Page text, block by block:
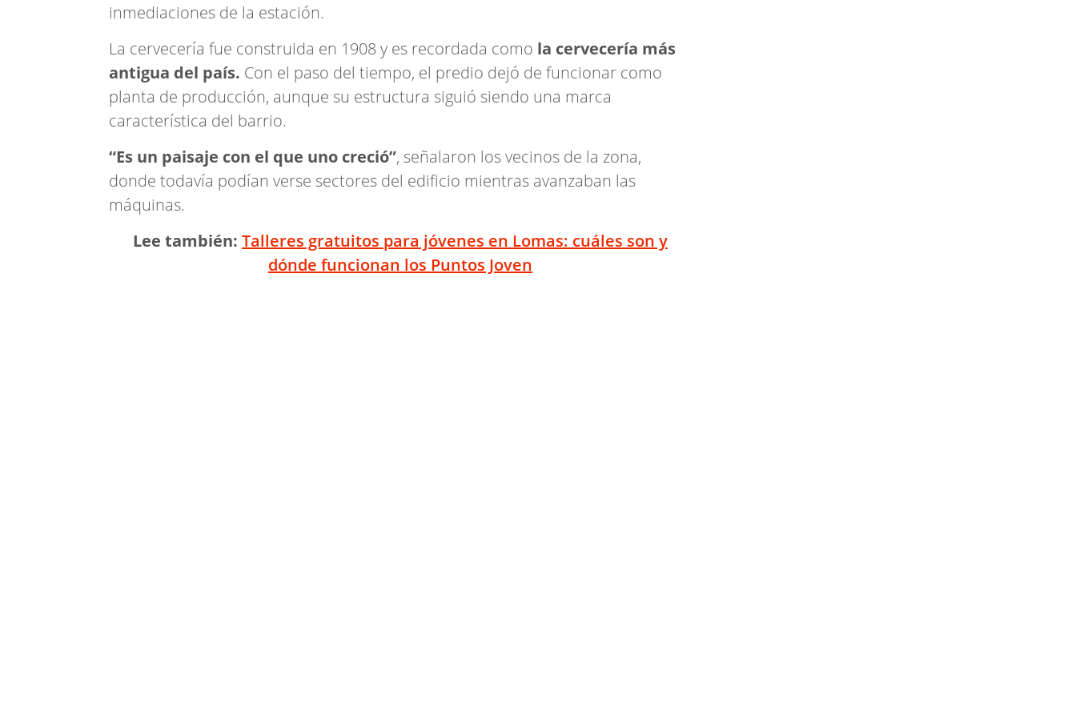
inmediaciones de la estación.
La cervecería fue construida en 1908 y es recordada como la cervecería más
antigua del país. Con el paso del tiempo, el predio dejó de funcionar como
planta de producción, aunque su estructura siguió siendo una marca
característica del barrio.
“Es un paisaje con el que uno creció”, señalaron los vecinos de la zona,
donde todavía podían verse sectores del edificio mientras avanzaban las
máquinas.
Lee también: Talleres gratuitos para jóvenes en Lomas: cuáles son y
dónde funcionan los Puntos Joven